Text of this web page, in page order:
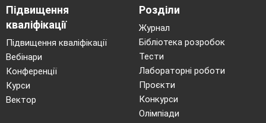
Підвищення
кваліфікації
Підвищення кваліфікації
Вебінари
Конференції
Курси
Вектор
Розділи
Журнал
Бібліотека розробок
Тести
Лабораторні роботи
Проєкти
Конкурси
Олімпіади